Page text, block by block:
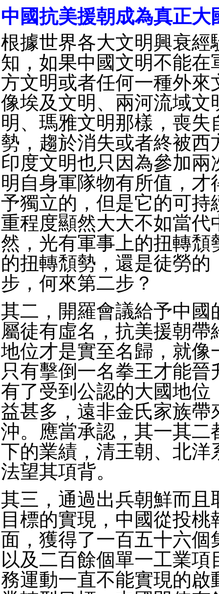
中國抗美援朝成為真正大
根據世界各大文明興衰經
知，如果中國文明不能在
方文明或者任何一種外來
像埃及文明、兩河流域文
明、瑪雅文明那樣，喪失
勢，趨於消失或者終被西
印度文明也只因為參加兩
明自身軍隊物有所值，才
予獨立的，但是它的可持
重程度顯然大大不如當代
然，光有軍事上的扭轉頹
的扭轉頹勢，還是徒勞的
步，何來第二步？
其二，開羅會議給予中國
屬徒有虛名，抗美援朝帶
地位才是實至名歸，就像
只有擊倒一名拳王才能晉
有了受到公認的大國地位
益甚多，遠非金氏家族帶
沖。應當承認，其一其二
下的業績，清王朝、北洋
法望其項背。
其三，通過出兵朝鮮而且
目標的實現，中國從投桃
面，獲得了一百五十六個
以及二百餘個單一工業項
務運動一直不能實現的啟